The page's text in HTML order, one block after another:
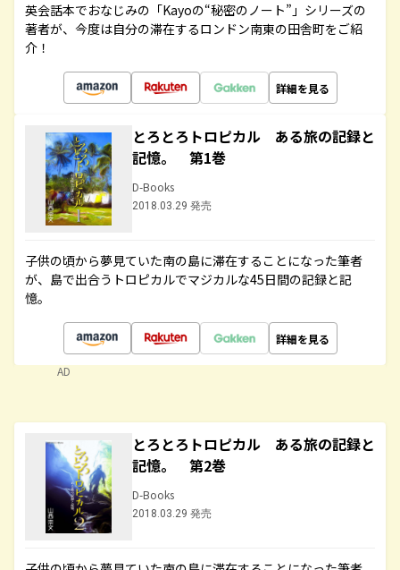
英会話本でおなじみの「Kayoの“秘密のノート”」シリーズの
著者が、今度は自分の滞在するロンドン南東の田舎町をご紹
介！
詳細を見る
とろとろトロピカル ある旅の記録と
記憶。 第1巻
D-Books
2018.03.29 発売
子供の頃から夢見ていた南の島に滞在することになった筆者
が、島で出合うトロピカルでマジカルな45日間の記録と記
憶。
詳細を見る
AD
とろとろトロピカル ある旅の記録と
記憶。 第2巻
D-Books
2018.03.29 発売